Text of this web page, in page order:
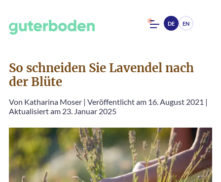
DE EN
So schneiden Sie Lavendel nach
der Blüte
Von Katharina Moser | Veröffentlicht am 16. August 2021 |
Aktualisiert am 23. Januar 2025